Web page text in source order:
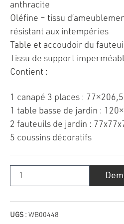
anthracite
Oléfine – tissu
résistant aux intempéries
Table et accoudoir du
Tissu de support
Contient :
1 canapé 3 places :
1 table basse de jardin :
2 fauteuils de jardin :
5 coussins décoratifs
Méridien
UGS : WB00448